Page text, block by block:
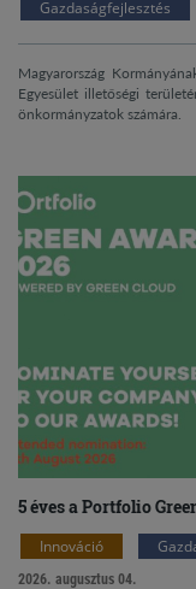
Gazdaságfejlesztés
Magyarország
Egyesület illetőségi
önkormányzatok számára.
5 éves a Portfolio
Innováció
2026. augusztus 04.